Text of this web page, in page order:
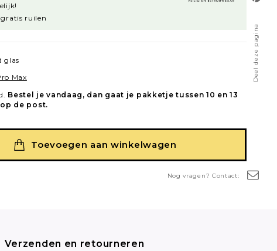
Deel deze pagina
Nog vragen? Contact:
ruilen
glas
Max
Bestel je vandaag, dan gaat je pakketje tussen 10 en 13
de post.
Toevoegen aan winkelwagen
Verzenden en retourneren